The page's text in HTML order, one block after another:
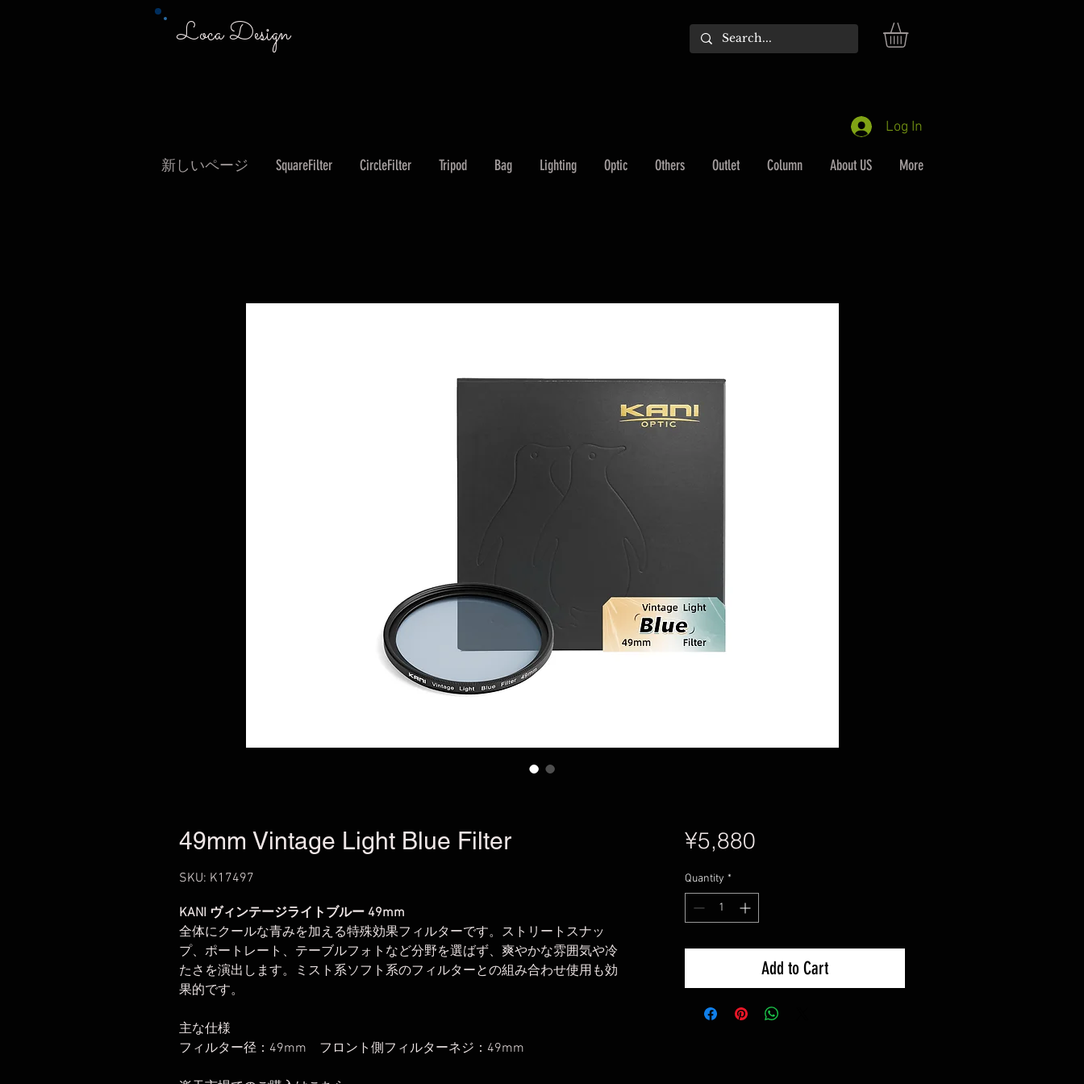
Loca Design
Log In
新しいページ SquareFilter CircleFilter Tripod Bag Lighting Optic Others Outlet Column About US More
49mm Vintage Light Blue Filter
SKU: K17497
KANI ヴィンテージライトブルー 49mm
全体にクールな青みを加える特殊効果フィルターです。ストリートスナッ
プ、ポートレート、テーブルフォトなど分野を選ばず、爽やかな雰囲気や冷
たさを演出します。ミスト系ソフト系のフィルターとの組み合わせ使用も効
果的です。
主な仕様
フィルター径：49mm フロント側フィルターネジ：49mm
¥5,880Price
Quantity *
Add to Cart